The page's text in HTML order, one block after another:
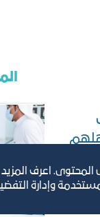
المحتوى. اعرف
وإدارة